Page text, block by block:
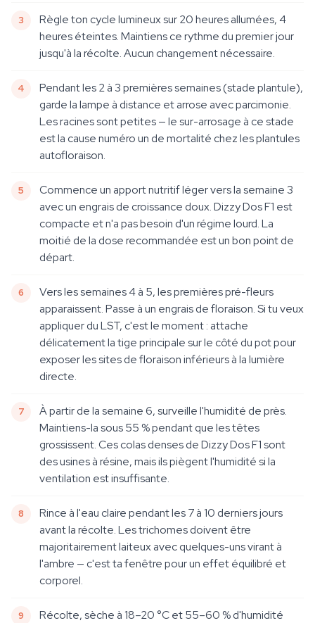
Règle ton cycle lumineux sur 20 heures allumées, 4
heures éteintes. Maintiens ce rythme du premier jour
jusqu'à la récolte. Aucun changement nécessaire.
Pendant les 2 à 3 premières semaines (stade plantule),
garde la lampe à distance et arrose avec parcimonie.
Les racines sont petites — le sur-arrosage à ce stade
est la cause numéro un de mortalité chez les plantules
autofloraison.
Commence un apport nutritif léger vers la semaine 3
avec un engrais de croissance doux. Dizzy Dos F1 est
compacte et n'a pas besoin d'un régime lourd. La
moitié de la dose recommandée est un bon point de
départ.
Vers les semaines 4 à 5, les premières pré-fleurs
apparaissent. Passe à un engrais de floraison. Si tu veux
appliquer du LST, c'est le moment : attache
délicatement la tige principale sur le côté du pot pour
exposer les sites de floraison inférieurs à la lumière
directe.
À partir de la semaine 6, surveille l'humidité de près.
Maintiens-la sous 55 % pendant que les têtes
grossissent. Ces colas denses de Dizzy Dos F1 sont
des usines à résine, mais ils piègent l'humidité si la
ventilation est insuffisante.
Rince à l'eau claire pendant les 7 à 10 derniers jours
avant la récolte. Les trichomes doivent être
majoritairement laiteux avec quelques-uns virant à
l'ambre — c'est ta fenêtre pour un effet équilibré et
corporel.
Récolte, sèche à 18–20 °C et 55–60 % d'humidité